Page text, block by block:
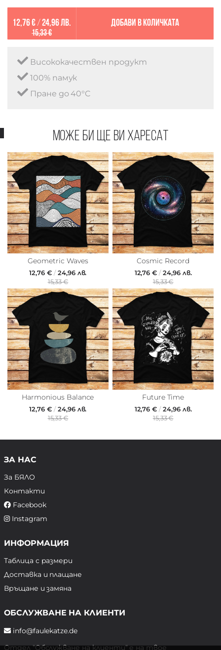
12,76 €/ 24,96 лв.
15,33 €
Добави в количката
Висококачествен продукт
100% памук
Пране до 40°C
Може би ще ви харесат
Geometric Waves
12,76 € /24,96 лв.
15,33 €
Cosmic Record
12,76 €/24,96 лв.
15,33 €
Harmonious Balance
12,76 € /24,96 лв.
15,33 €
Future Time
12,76 €/24,96 лв.
15,33 €
ЗА НАС
За БЯЛО
Контакти
Facebook
Instagram
ИНФОРМАЦИЯ
Таблица с размери
Доставка и плащане
Връщане и замяна
ОБСЛУЖВАНЕ НА КЛИЕНТИ
info@faulekatze.de
Отдел "Обслужване на клиенти" е на твое